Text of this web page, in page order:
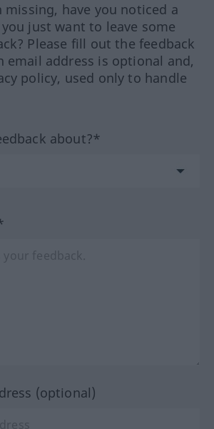
have you noticed a
just want to leave some
Please fill out the feedback
email address is optional and,
policy, used only to handle
about?*
(optional)